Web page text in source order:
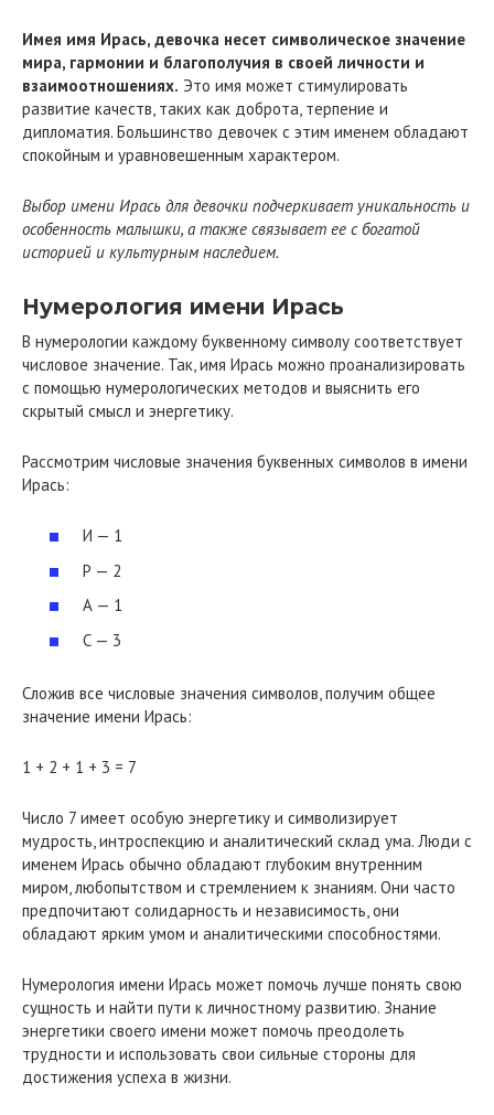
Имея имя Ирась, девочка несет символическое значение
мира, гармонии и благополучия в своей личности и
взаимоотношениях. Это имя может стимулировать
развитие качеств, таких как доброта, терпение и
дипломатия. Большинство девочек с этим именем обладают
спокойным и уравновешенным характером.
Выбор имени Ирась для девочки подчеркивает уникальность и
особенность малышки, а также связывает ее с богатой
историей и культурным наследием.
Нумерология имени Ирась
В нумерологии каждому буквенному символу соответствует
числовое значение. Так, имя Ирась можно проанализировать
с помощью нумерологических методов и выяснить его
скрытый смысл и энергетику.
Рассмотрим числовые значения буквенных символов в имени
Ирась:
И — 1
Р — 2
А — 1
С — 3
Сложив все числовые значения символов, получим общее
значение имени Ирась:
1 + 2 + 1 + 3 = 7
Число 7 имеет особую энергетику и символизирует
мудрость, интроспекцию и аналитический склад ума. Люди с
именем Ирась обычно обладают глубоким внутренним
миром, любопытством и стремлением к знаниям. Они часто
предпочитают солидарность и независимость, они
обладают ярким умом и аналитическими способностями.
Нумерология имени Ирась может помочь лучше понять свою
сущность и найти пути к личностному развитию. Знание
энергетики своего имени может помочь преодолеть
трудности и использовать свои сильные стороны для
достижения успеха в жизни.